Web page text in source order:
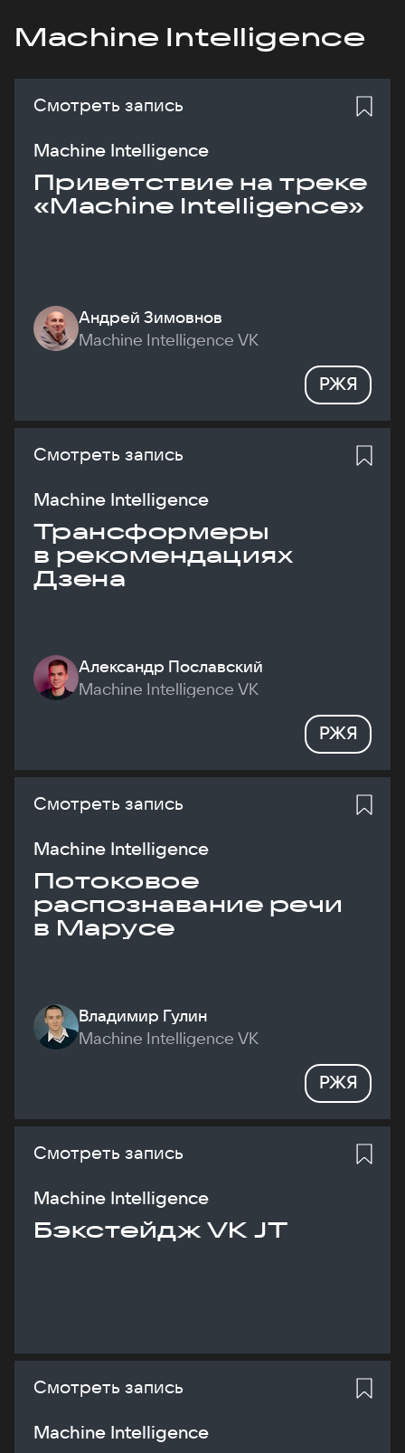
Machine Intelligence
Смотреть запись
Machine Intelligence
Приветствие на треке
«Machine Intelligence»
Андрей Зимовнов
Machine Intelligence VK
РЖЯ
Смотреть запись
Machine Intelligence
Трансформеры
в рекомендациях
Дзена
Александр Пославский
Machine Intelligence VK
РЖЯ
Смотреть запись
Machine Intelligence
Потоковое
распознавание речи
в Марусе
Владимир Гулин
Machine Intelligence VK
РЖЯ
Смотреть запись
Machine Intelligence
Бэкстейдж VK JT
Смотреть запись
Machine Intelligence